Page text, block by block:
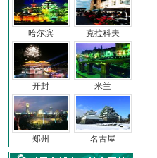
哈尔滨
开封
郑州
克拉科夫
米兰
名古屋